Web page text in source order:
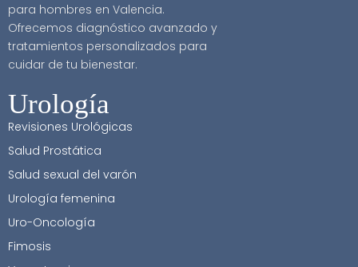
para hombres en Valencia.
Ofrecemos diagnóstico avanzado y
tratamientos personalizados para
cuidar de tu bienestar.
Urología
Revisiones Urológicas
Salud Prostática
Salud sexual del varón
Urología femenina
Uro-Oncología
Fimosis